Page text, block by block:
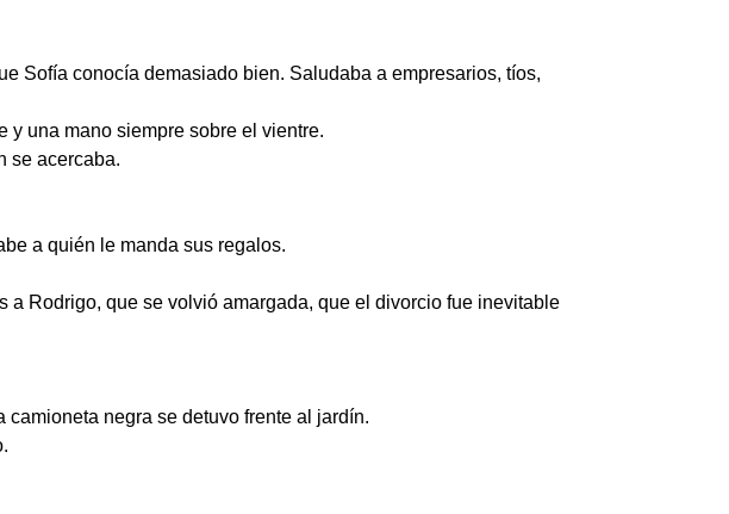
Sofía conocía demasiado bien. Saludaba a empresarios, tíos,
y una mano siempre sobre el vientre.
se acercaba.
a quién le manda sus regalos.
Rodrigo, que se volvió amargada, que el divorcio fue inevitable
negra se detuvo frente al jardín.